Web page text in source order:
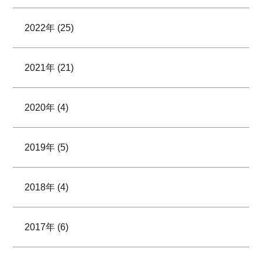
2022年 (25)
2021年 (21)
2020年 (4)
2019年 (5)
2018年 (4)
2017年 (6)